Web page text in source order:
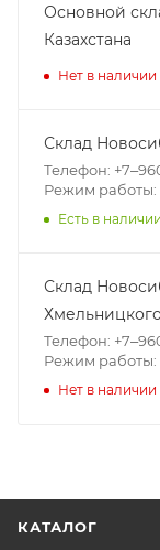
Основной
Казахстана
Нет в наличии
Склад
Телефон:
Режим работы:
Есть в
Склад
Телефон:
Режим работы:
Нет в наличии
КАТАЛОГ